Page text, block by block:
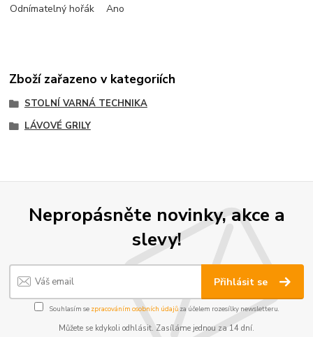
Odnímatelný hořák
Ano
Zboží zařazeno v kategoriích
STOLNÍ VARNÁ TECHNIKA
LÁVOVÉ GRILY
Nepropásněte novinky, akce a
slevy!
Přihlásit se
Souhlasím se zpracováním osobních údajůza účelem rozesílky newsletteru.
Můžete se kdykoli odhlásit. Zasíláme jednou za 14 dní.